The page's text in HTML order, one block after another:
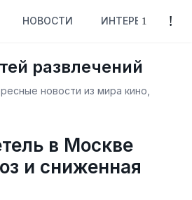
НОВОСТИ ИНТЕРЕСНОЕ
развлечений
новости из мира кино,
в Москве
и сниженная